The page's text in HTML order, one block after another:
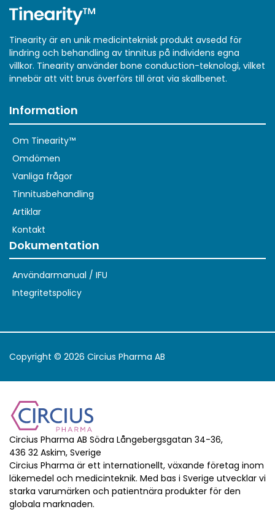
Tinearity är en unik medicinteknisk produkt avsedd för
lindring och behandling av tinnitus på individens egna
villkor. Tinearity använder bone conduction-teknologi, vilket
innebär att vitt brus överförs till örat via skallbenet.
Information
Om Tinearity™
Omdömen
Vanliga frågor
Tinnitusbehandling
Artiklar
Kontakt
Dokumentation
Användarmanual / IFU
Integritetspolicy
Copyright © 2026 Circius Pharma AB
Circius Pharma AB Södra Långebergsgatan 34-36,
436 32 Askim, Sverige
Circius Pharma är ett internationellt, växande företag inom
läkemedel och medicinteknik. Med bas i Sverige utvecklar vi
starka varumärken och patientnära produkter för den
globala marknaden.